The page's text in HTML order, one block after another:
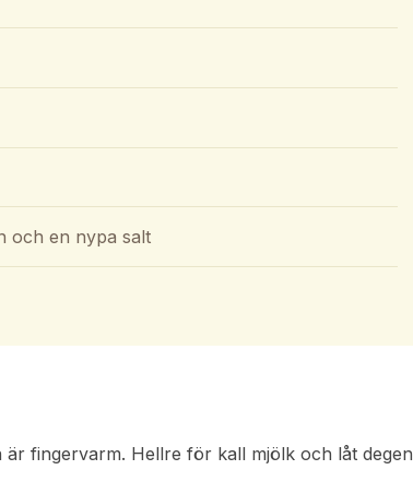
och en nypa salt
fingervarm. Hellre för kall mjölk och låt degen